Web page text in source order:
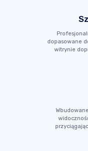
dopasowane
witrynie